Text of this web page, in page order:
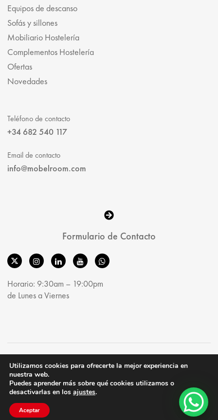
Shop
Equipos de descanso
Sofás y sillones
Mobiliario Hostelería
Complementos Hostelería
Ofertas
Novedades
Teléfono de contacto
+34 682 540 117
Email de contacto
info@mobelroom.com
Formulario de Contacto
Horario: 9:30am – 19:00pm
de Lunes a Viernes
Utilizamos cookies para ofrecerte la mejor experiencia en
nuestra web.
Puedes aprender más sobre qué cookies utilizamos o
desactivarlas en los ajustes.
Aceptar